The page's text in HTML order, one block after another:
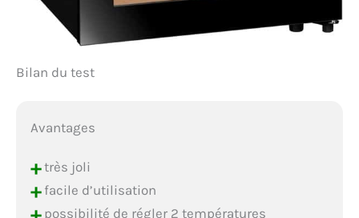
Bilan du test
Avantages
+très joli
+facile d’utilisation
possibilité de régler 2 températures